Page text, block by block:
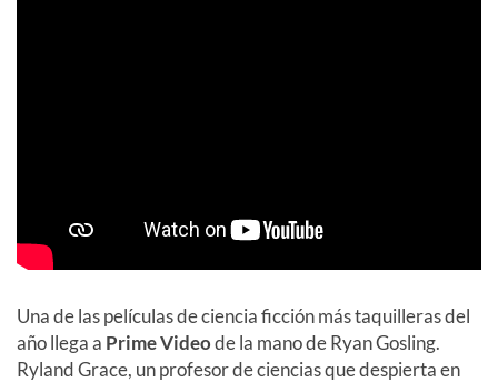
Una de las películas de ciencia ficción más taquilleras del
año llega a Prime Videode la mano deRyan Gosling.
Ryland Grace, un profesor de ciencias que despierta en